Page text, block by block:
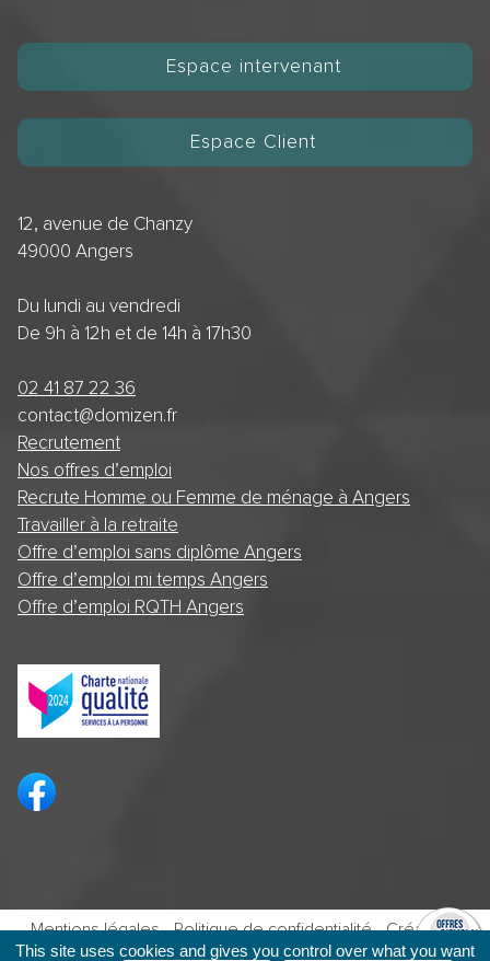
Espace intervenant
Espace Client
12, avenue de Chanzy
49000 Angers
Du lundi au vendredi
De 9h à 12h et de 14h à 17h30
02 41 87 22 36
contact@domizen.fr
Recrutement
Nos offres d’emploi
Recrute Homme ou Femme de ménage à Angers
Travailler à la retraite
Offre d’emploi sans diplôme Angers
Offre d’emploi mi temps Angers
Offre d’emploi RQTH Angers
Mentions légales-Politique de confidentialité- Création :
Maeko -Agence webmarketing Angers : Agence TekoHa
This site uses cookies and gives you control over what you want